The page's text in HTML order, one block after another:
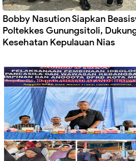
Bobby Nasution Siapkan
Poltekkes Gunungsitoli,
Kesehatan Kepulauan Nias